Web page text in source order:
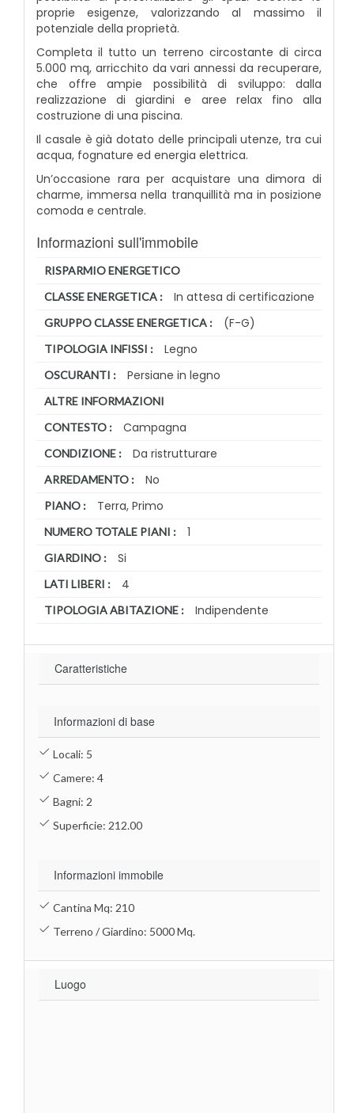
proprie esigenze, valorizzando al massimo il
potenziale della proprietà.
Completa il tutto un terreno circostante di circa
5.000 mq, arricchito da vari annessi da recuperare,
che offre ampie possibilità di sviluppo: dalla
realizzazione di giardini e aree relax fino alla
costruzione di una piscina.
Il casale è già dotato delle principali utenze, tra cui
acqua, fognature ed energia elettrica.
Un’occasione rara per acquistare una dimora di
charme, immersa nella tranquillità ma in posizione
comoda e centrale.
Informazioni sull'immobile
RISPARMIO ENERGETICO
CLASSE ENERGETICA :
In attesa di certificazione
GRUPPO CLASSE ENERGETICA : (F-G)
TIPOLOGIA INFISSI : Legno
OSCURANTI : Persiane in legno
ALTRE INFORMAZIONI
CONTESTO :
Campagna
CONDIZIONE : Da ristrutturare
ARREDAMENTO : No
PIANO : Terra, Primo
NUMERO TOTALE PIANI : 1
GIARDINO : Si
LATI LIBERI : 4
TIPOLOGIA ABITAZIONE : Indipendente
Caratteristiche
Informazioni di base
Locali: 5
Camere: 4
Bagni: 2
Superficie: 212.00
Informazioni immobile
Cantina Mq: 210
Terreno / Giardino: 5000 Mq.
Luogo